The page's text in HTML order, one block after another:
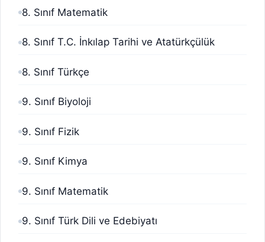
8. Sınıf Matematik
8. Sınıf T.C. İnkılap Tarihi ve Atatürkçülük
8. Sınıf Türkçe
9. Sınıf Biyoloji
9. Sınıf Fizik
9. Sınıf Kimya
9. Sınıf Matematik
9. Sınıf Türk Dili ve Edebiyatı